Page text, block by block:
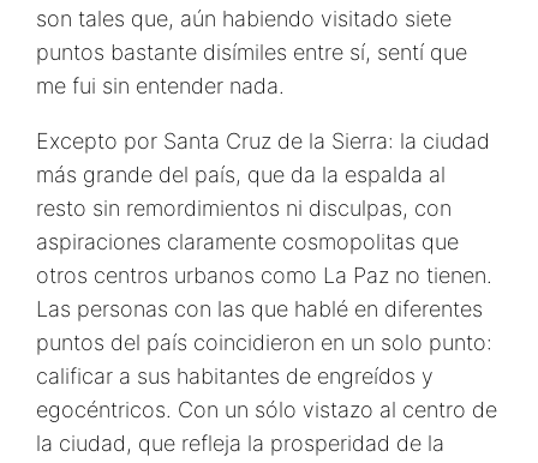
son tales que, aún habiendo visitado siete
puntos bastante disímiles entre sí, sentí que
me fui sin entender nada.
Excepto por Santa Cruz de la Sierra: la ciudad
más grande del país, que da la espalda al
resto sin remordimientos ni disculpas, con
aspiraciones claramente cosmopolitas que
otros centros urbanos como La Paz no tienen.
Las personas con las que hablé en diferentes
puntos del país coincidieron en un solo punto:
calificar a sus habitantes de engreídos y
egocéntricos. Con un sólo vistazo al centro de
la ciudad, que refleja la prosperidad de la